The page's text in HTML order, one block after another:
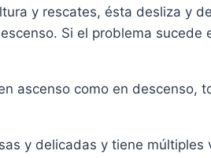
y rescates, ésta desliza y
Si el problema sucede
ascenso como en descenso,
y delicadas y tiene múltiples